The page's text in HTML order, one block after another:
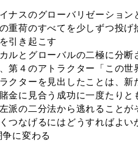
ナスのグローバリゼーショ
重荷のすべてを少しずつ投
引き起こす
ルとグローバルの二極に分
第４のアトラクター「この
クターを見出したことは、
金に見合う成功に一度たり
派の二分法から逃れること
つなげるにはどうすればよい
に変わる